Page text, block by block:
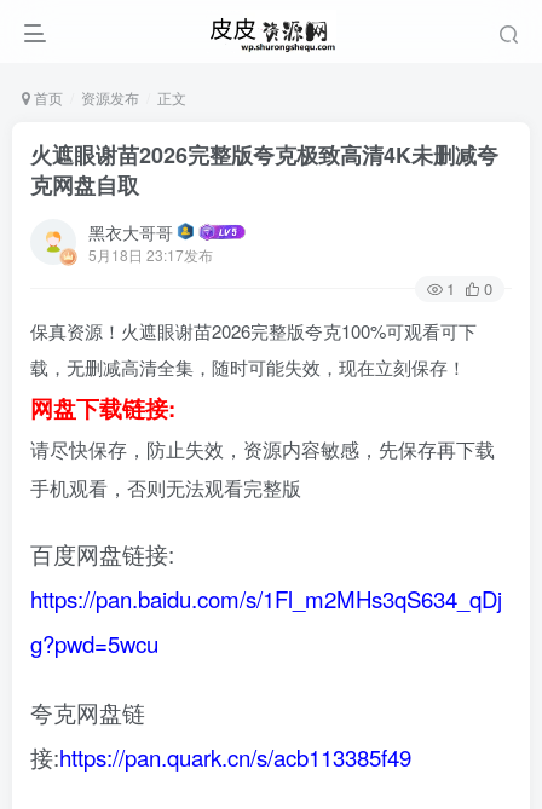
首页 资源发布 正文
火遮眼谢苗2026完整版夸克极致高清4K未删减夸
克网盘自取
黑衣大哥哥
5月18日 23:17发布
1 0
保真资源！火遮眼谢苗2026完整版夸克100%可观看可下
载，无删减高清全集，随时可能失效，现在立刻保存！
网盘下载链接:
请尽快保存，防止失效，资源内容敏感，先保存再下载
手机观看，否则无法观看完整版
百度网盘链接:
https://pan.baidu.com/s/1Fl_m2MHs3qS634_qDj
g?pwd=5wcu
夸克网盘链
接:https://pan.quark.cn/s/acb113385f49